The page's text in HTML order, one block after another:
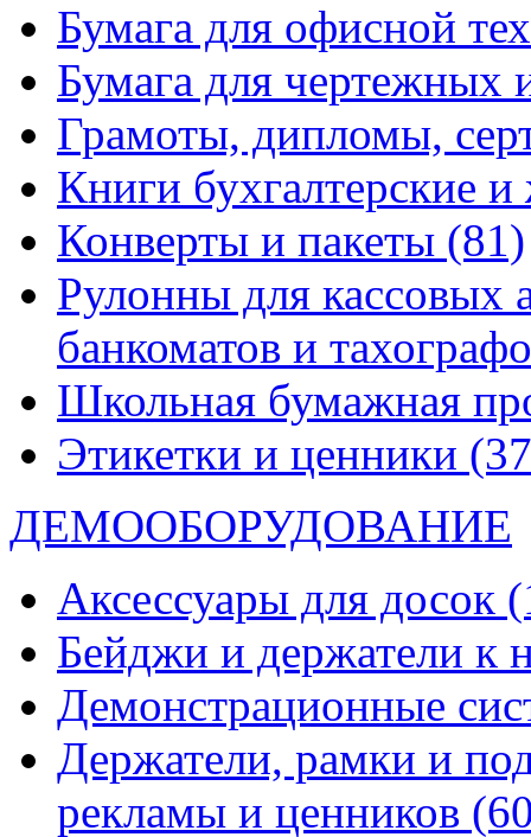
Бумага для офисной
Бумага для чертежных
Грамоты, дипломы,
Книги бухгалтерские
Конверты и пакеты (81)
Рулонны для кассовых
банкоматов и
Школьная бумажная
Этикетки и ценники
ДЕМООБОРУДОВАНИЕ
Аксессуары для досок
Бейджи и держатели к
Демонстрационные
Держатели, рамки и
рекламы и ценников